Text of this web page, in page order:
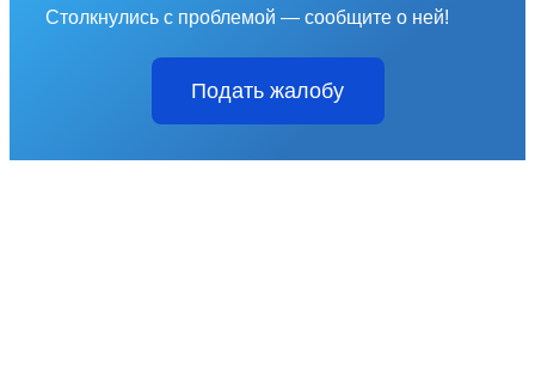
Столкнулись с проблемой — сообщите о ней!
Подать жалобу